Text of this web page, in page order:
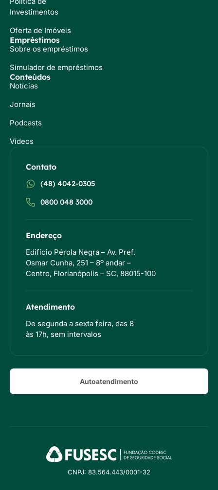
Investimentos
Oferta de Imóveis
Empréstimos
Sobre os empréstimos
Simulador de empréstimos
Conteúdos
Notícias
Jornais
Podcasts
Vídeos
Contato
(48) 4042-0305
0800 048 3000
Endereço
Edifício Pérola Negra – Av. Pref.
Osmar Cunha, 251 – 8º andar –
Centro, Florianópolis – SC, 88015-100
Atendimento
De segunda a sexta feira, das 8
às 17h, sem intervalos
Autoatendimento
CNPJ: 83.564.443/0001-32